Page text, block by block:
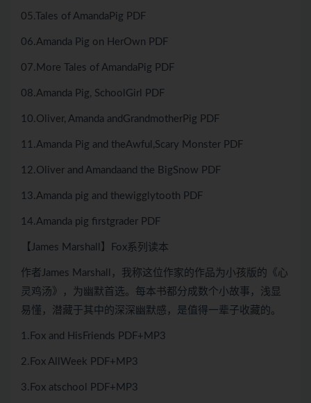
05.Tales of AmandaPig PDF
06.Amanda Pig on HerOwn PDF
07.More Tales of AmandaPig PDF
08.Amanda Pig, SchoolGirl PDF
10.Oliver, Amanda andGrandmotherPig PDF
11.Amanda Pig and theAwful,Scary Monster PDF
12.Oliver and Amandaand the BigSnow PDF
13.Amanda pig and thewigglytooth PDF
14.Amanda pig firstgrader PDF
【James Marshall】Fox系列读本
作者James Marshall，我称这位作家的作品为小孩版的《心
灵鸡汤》，为幽默首选。每本书都分成数个小故事，浅显
易懂，潜藏于其中的深深幽默感，是值得一辈子收藏的。
1.Fox and HisFriends PDF+MP3
2.Fox AllWeek PDF+MP3
3.Fox atschool PDF+MP3